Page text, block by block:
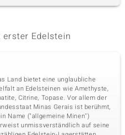
Edelstein
Land bietet eine unglaubliche
an Edelsteinen wie Amethyste,
Citrine, Topase. Vor allem der
Minas Gerais ist berühmt,
Name ("allgemeine Minen")
unmissverständlich auf seine